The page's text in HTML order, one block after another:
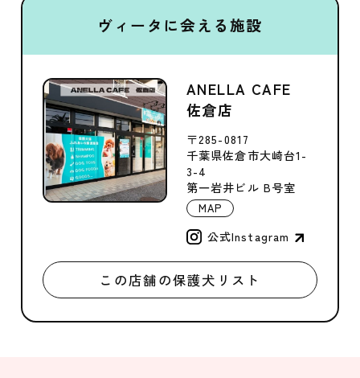
ヴィータに会える施設
ANELLA CAFE
佐倉店
〒285-0817
千葉県佐倉市大崎台1-
3-4
第一岩井ビル B号室
MAP
公式Instagram
この店舗の保護犬リスト